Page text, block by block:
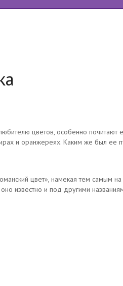
цветов, особенно
и оранжереях. Каким же был ее
цвет», намекая тем самым
известно и под другими